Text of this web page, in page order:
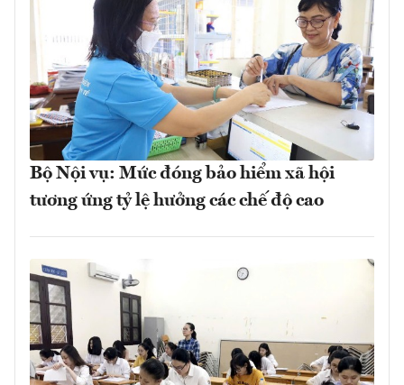
Bộ Nội vụ: Mức đóng bảo hiểm xã hội
tương ứng tỷ lệ hưởng các chế độ cao